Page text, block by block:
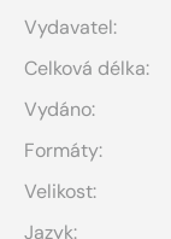
Vydavatel:
Celková délka:
Vydáno:
Formáty:
Velikost:
Jazyk: